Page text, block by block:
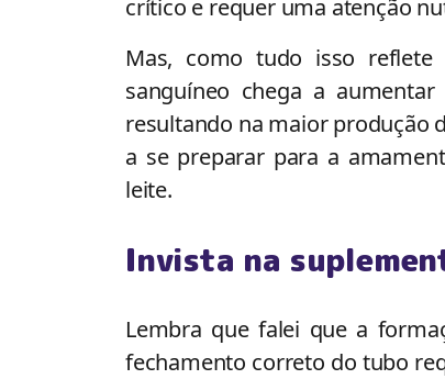
crítico e requer uma atenção
Mas, como tudo isso reflete
sanguíneo chega a
resultando na maior produção
a se preparar para a
leite.
Invista na
Lembra que falei que a
fechamento correto do tubo